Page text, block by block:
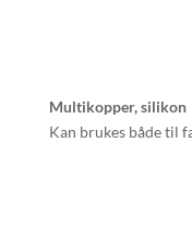
Multikopper, silikon
Kan brukes både til